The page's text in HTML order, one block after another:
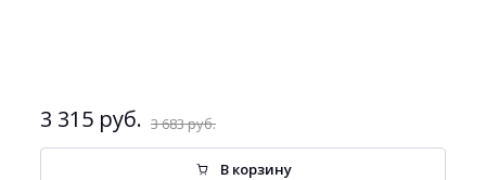
3 315 руб. 3 683 руб.
В корзину